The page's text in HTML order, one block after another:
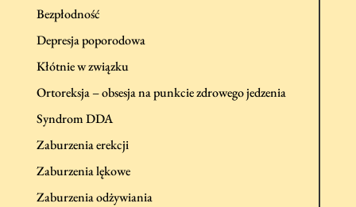
Bezpłodność
Depresja poporodowa
Kłótnie w związku
Ortoreksja – obsesja na punkcie zdrowego jedzenia
Syndrom DDA
Zaburzenia erekcji
Zaburzenia lękowe
Zaburzenia odżywiania